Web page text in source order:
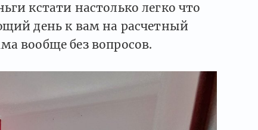
кстати настолько легко что
день к вам на расчетный
вообще без вопросов.